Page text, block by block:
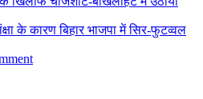
के कारण बिहार भाजपा में सिर-फुटव्वल